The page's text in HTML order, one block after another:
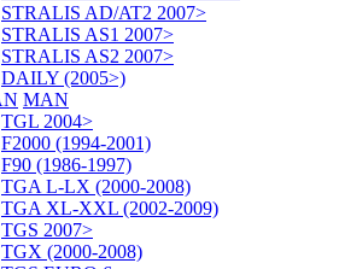
STRALIS AD/AT2 2007>
STRALIS AS1 2007>
STRALIS AS2 2007>
DAILY (2005>)
MAN
TGL 2004>
F2000 (1994-2001)
F90 (1986-1997)
TGA L-LX (2000-2008)
TGA XL-XXL (2002-2009)
TGS 2007>
TGX (2000-2008)